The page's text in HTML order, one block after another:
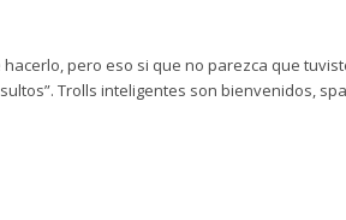
pero eso si que no parezca que
Trolls inteligentes son bienvenidos,